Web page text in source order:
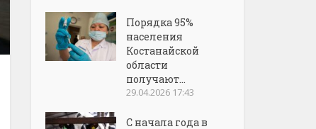
Порядка 95%
населения
Костанайской
области
получают...
29.04.2026 17:43
С начала года в